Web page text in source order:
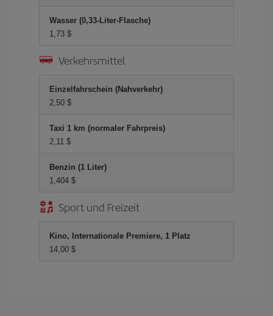
Wasser (0,33-Liter-Flasche)
1,73 $
Verkehrsmittel
Einzelfahrschein (Nahverkehr)
2,50 $
Taxi 1 km (normaler Fahrpreis)
2,11 $
Benzin (1 Liter)
1,404 $
Sport und Freizeit
Kino, Internationale Premiere, 1 Platz
14,00 $